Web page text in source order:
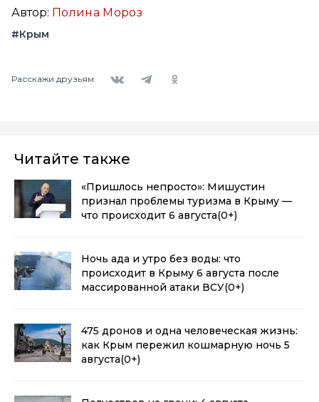
Автор: Полина Мороз
#Крым
Расскажи друзьям:
Читайте также
«Пришлось непросто»: Мишустин
признал проблемы туризма в Крыму —
что происходит 6 августа(0+)
Ночь ада и утро без воды: что
происходит в Крыму 6 августа после
массированной атаки ВСУ(0+)
475 дронов и одна человеческая жизнь:
как Крым пережил кошмарную ночь 5
августа(0+)